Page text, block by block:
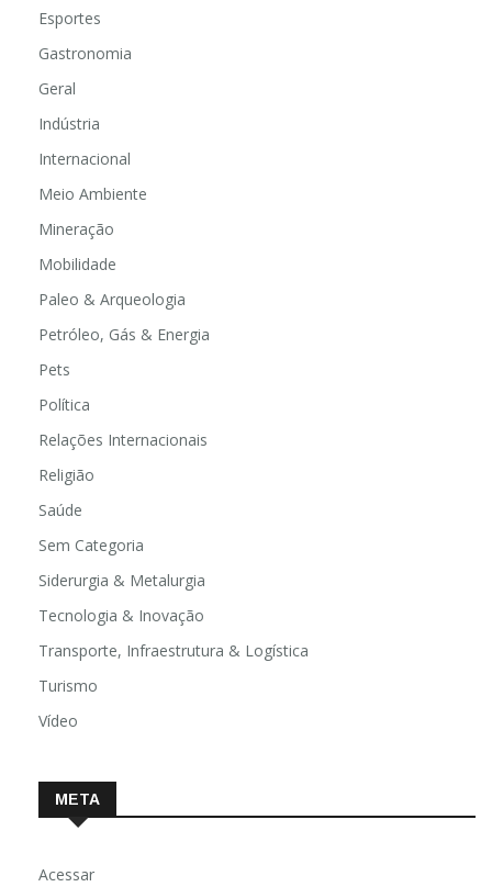
Esportes
Gastronomia
Geral
Indústria
Internacional
Meio Ambiente
Mineração
Mobilidade
Paleo & Arqueologia
Petróleo, Gás & Energia
Pets
Política
Relações Internacionais
Religião
Saúde
Sem Categoria
Siderurgia & Metalurgia
Tecnologia & Inovação
Transporte, Infraestrutura & Logística
Turismo
Vídeo
META
Acessar